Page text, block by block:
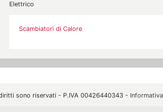
Elettrico
Scambiatori di Calore
sono riservati - P.IVA 00426440343 -